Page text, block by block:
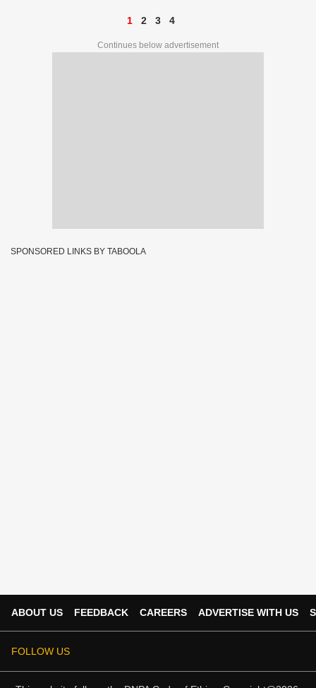
1 2 3 4
Continues below advertisement
SPONSORED LINKS BY TABOOLA
ABOUT US FEEDBACK CAREERS ADVERTISE WITH US
FOLLOW US